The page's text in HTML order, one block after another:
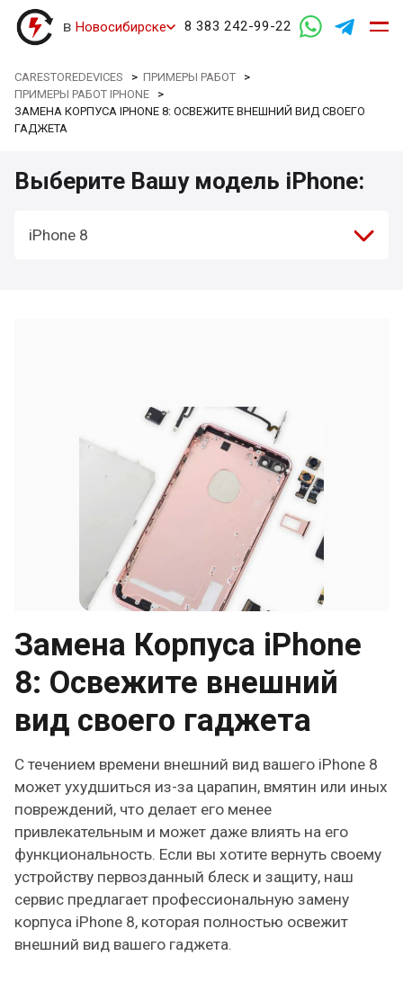
в Новосибирске 8 383 242-99-22
CARESTOREDEVICES >ПРИМЕРЫ РАБОТ >
ПРИМЕРЫ РАБОТ IPHONE >
ЗАМЕНА КОРПУСА IPHONE 8: ОСВЕЖИТЕ ВНЕШНИЙ ВИД СВОЕГО
ГАДЖЕТА
Выберите Вашу модель iPhone:
iPhone 8
Замена Корпуса iPhone
8: Освежите внешний
вид своего гаджета
С течением времени внешний вид вашего iPhone 8
может ухудшиться из-за царапин, вмятин или иных
повреждений, что делает его менее
привлекательным и может даже влиять на его
функциональность. Если вы хотите вернуть своему
устройству первозданный блеск и защиту, наш
сервис предлагает профессиональную замену
корпуса iPhone 8, которая полностью освежит
внешний вид вашего гаджета.